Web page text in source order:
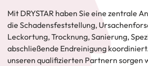
Mit DRYSTAR haben Sie eine zentrale
die Schadensfeststellung,
Leckortung, Trocknung, Sanierung,
abschließende Endreinigung
unseren qualifizierten Partnern sorgen